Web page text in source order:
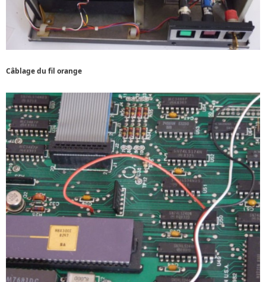
Câblage du fil orange